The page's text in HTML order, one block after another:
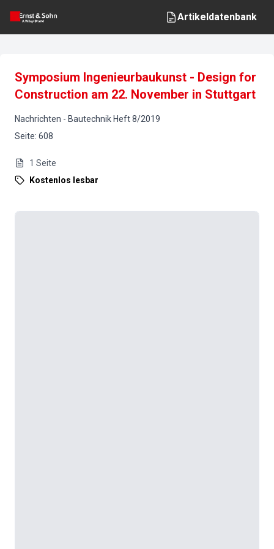
Artikeldatenbank
Symposium Ingenieurbaukunst - Design for
Construction am 22. November in Stuttgart
Nachrichten - Bautechnik Heft8/2019
Seite: 608
1 Seite
Kostenlos lesbar